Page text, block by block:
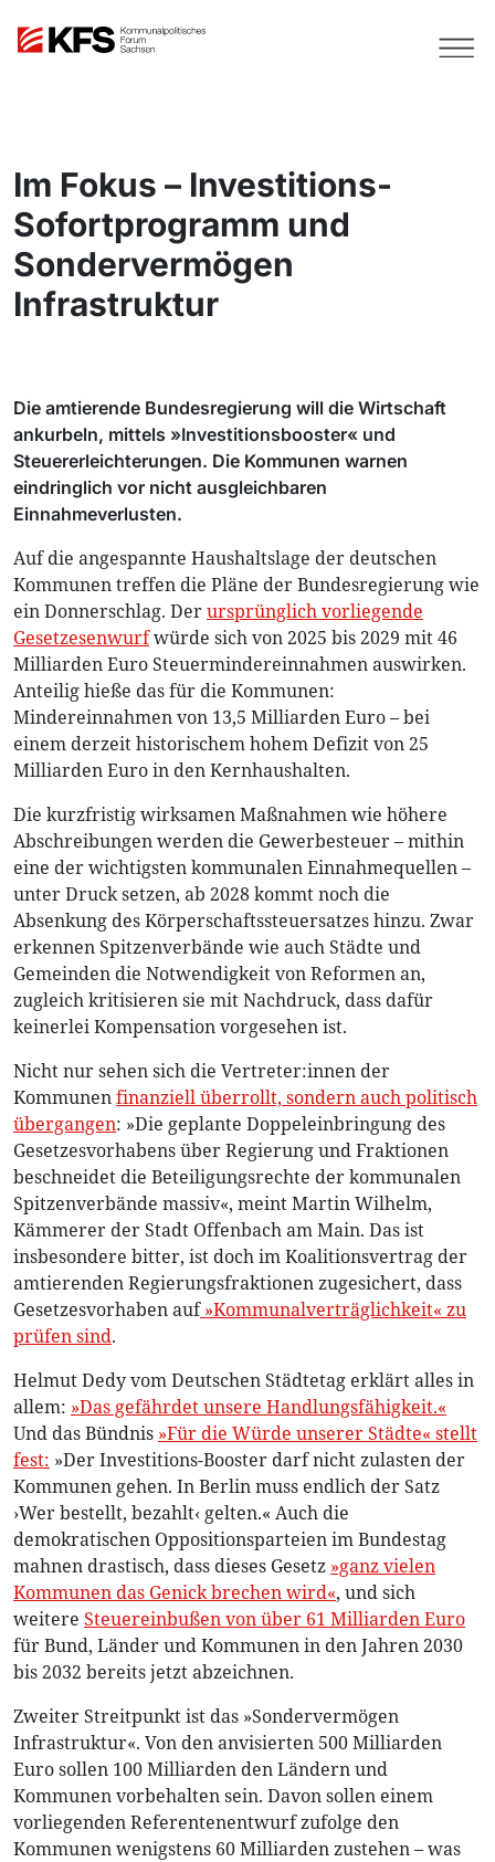
Im Fokus – Investitions-
Sofortprogramm und
Sondervermögen
Infrastruktur
Die amtierende Bundesregierung will die Wirtschaft
ankurbeln, mittels »Investitionsbooster« und
Steuererleichterungen. Die Kommunen warnen
eindringlich vor nicht ausgleichbaren
Einnahmeverlusten.
Auf die angespannte Haushaltslage der deutschen
Kommunen treffen die Pläne der Bundesregierung wie
ein Donnerschlag. Derursprünglich vorliegende
Gesetzesenwurfwürde sich von 2025 bis 2029 mit 46
Milliarden Euro Steuermindereinnahmen auswirken.
Anteilig hieße das für die Kommunen:
Mindereinnahmen von 13,5 Milliarden Euro – bei
einem derzeit historischem hohem Defizit von 25
Milliarden Euro in den Kernhaushalten.
Die kurzfristig wirksamen Maßnahmen wie höhere
Abschreibungen werden die Gewerbesteuer – mithin
eine der wichtigsten kommunalen Einnahmequellen –
unter Druck setzen, ab 2028 kommt noch die
Absenkung des Körperschaftssteuersatzes hinzu. Zwar
erkennen Spitzenverbände wie auch Städte und
Gemeinden die Notwendigkeit von Reformen an,
zugleich kritisieren sie mit Nachdruck, dass dafür
keinerlei Kompensation vorgesehen ist.
Nicht nur sehen sich die Vertreter:innen der
Kommunenfinanziell überrollt, sondern auch politisch
übergangen: »Die geplante Doppeleinbringung des
Gesetzesvorhabens über Regierung und Fraktionen
beschneidet die Beteiligungsrechte der kommunalen
Spitzenverbände massiv«, meint Martin Wilhelm,
Kämmerer der Stadt Offenbach am Main. Das ist
insbesondere bitter, ist doch im Koalitionsvertrag der
amtierenden Regierungsfraktionen zugesichert, dass
Gesetzesvorhaben auf»Kommunalverträglichkeit« zu
prüfen sind.
Helmut Dedy vom Deutschen Städtetag erklärt alles in
allem: »Das gefährdet unsere Handlungsfähigkeit.«
Und das Bündnis »Für die Würde unserer Städte« stellt
fest: »Der Investitions-Booster darf nicht zulasten der
Kommunen gehen. In Berlin muss endlich der Satz
›Wer bestellt, bezahlt‹ gelten.« Auch die
demokratischen Oppositionsparteien im Bundestag
mahnen drastisch, dass dieses Gesetz »ganz vielen
Kommunen das Genick brechen wird«, und sich
weitere Steuereinbußen von über 61 Milliarden Euro
für Bund, Länder und Kommunen in den Jahren 2030
bis 2032 bereits jetzt abzeichnen.
Zweiter Streitpunkt ist das »Sondervermögen
Infrastruktur«. Von den anvisierten 500 Milliarden
Euro sollen 100 Milliarden den Ländern und
Kommunen vorbehalten sein. Davon sollen einem
vorliegenden Referentenentwurf zufolge den
Kommunen wenigstens 60 Milliarden zustehen – was